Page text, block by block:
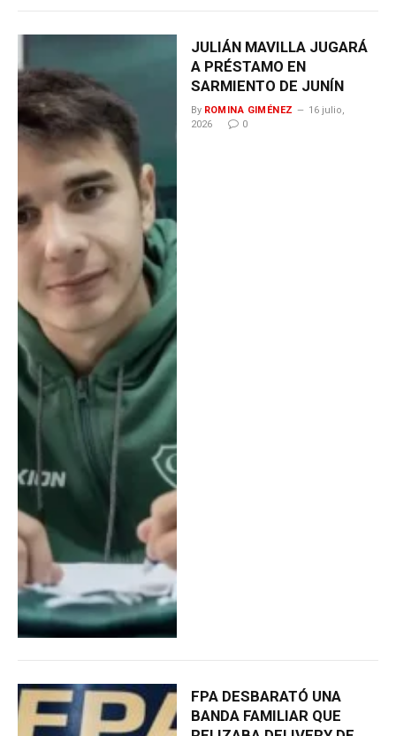
JULIÁN MAVILLA JUGARÁ
A PRÉSTAMO EN
SARMIENTO DE JUNÍN
By ROMINA GIMÉNEZ
16 julio,
2026
0
FPA DESBARATÓ UNA
BANDA FAMILIAR QUE